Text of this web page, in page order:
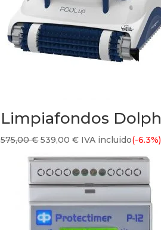
Limpiafondos
575,00€El
precio
original
era:
575,00 €.
539,00€El
precio
actual
es:
539,00 €.
IVA incluido(-6.3%)